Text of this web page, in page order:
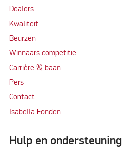
Dealers
Kwaliteit
Beurzen
Winnaars competitie
Carrière & baan
Pers
Contact
Isabella Fonden
Hulp en ondersteuning